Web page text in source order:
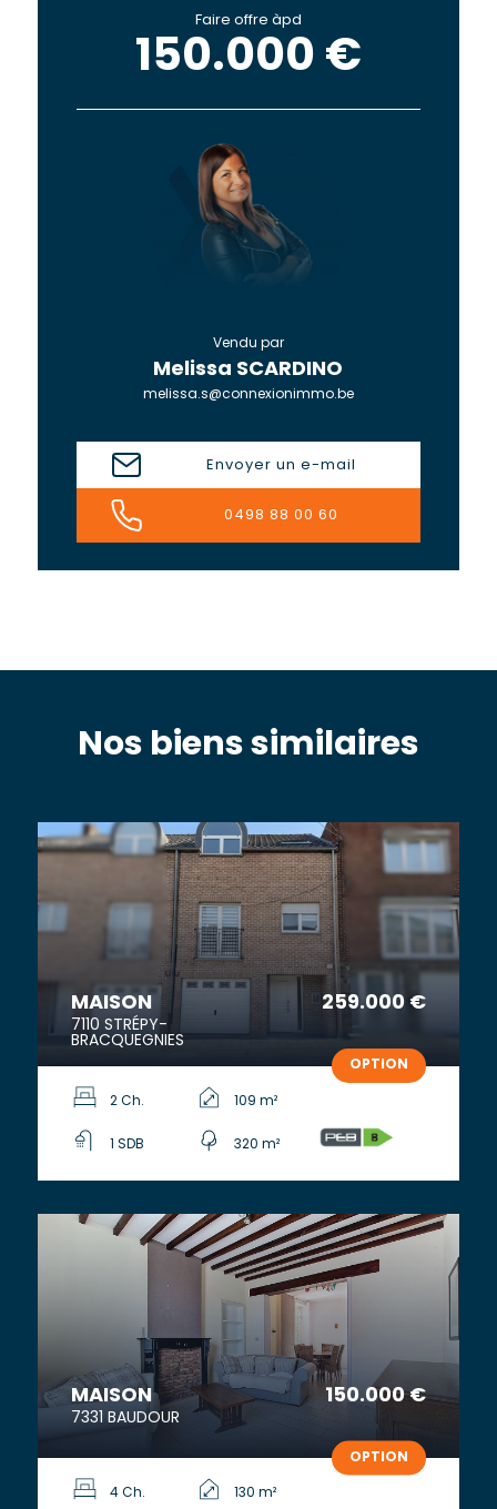
Faire offre àpd
150.000 €
Vendu par
Melissa SCARDINO
melissa.s@connexionimmo.be
Envoyer un e-mail
0498 88 00 60
Nos biens similaires
MAISON 259.000 €
7110 STRÉPY-
BRACQUEGNIES
OPTION
2 Ch. 109 m²
1 SDB 320 m²
MAISON 150.000 €
7331 BAUDOUR
OPTION
4 Ch. 130 m²